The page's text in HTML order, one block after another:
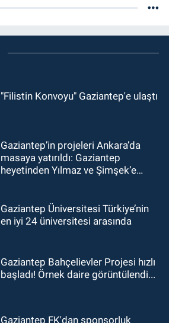
"Filistin Konvoyu" Gaziantep'e ulaştı
Gaziantep’in projeleri Ankara’da
masaya yatırıldı: Gaziantep
heyetinden Yılmaz ve Şimşek’e
Gaziantep Üniversitesi Türkiye’nin
en iyi 24 üniversitesi arasında
Gaziantep Bahçelievler Projesi hızlı
başladı! Örnek daire görüntülendi...
Gaziantep FK'dan sponsorluk